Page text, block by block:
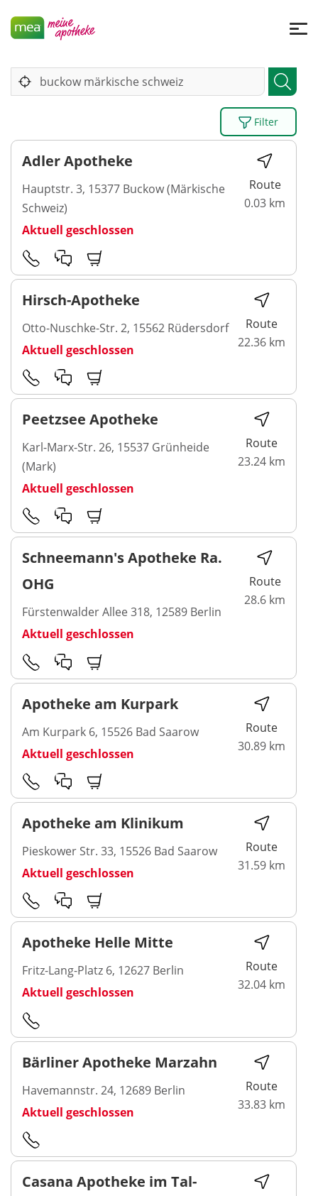
Filter
Adler Apotheke
Hauptstr. 3, 15377 Buckow (Märkische
Schweiz)
Aktuell geschlossen
Route
0.03 km
Hirsch-Apotheke
Otto-Nuschke-Str. 2, 15562 Rüdersdorf
Aktuell geschlossen
Route
22.36 km
Peetzsee Apotheke
Karl-Marx-Str. 26, 15537 Grünheide
(Mark)
Aktuell geschlossen
Route
23.24 km
Schneemann's Apotheke Ra.
OHG
Fürstenwalder Allee 318, 12589 Berlin
Aktuell geschlossen
Route
28.6 km
Apotheke am Kurpark
Am Kurpark 6, 15526 Bad Saarow
Aktuell geschlossen
Route
30.89 km
Apotheke am Klinikum
Pieskower Str. 33, 15526 Bad Saarow
Aktuell geschlossen
Route
31.59 km
Apotheke Helle Mitte
Fritz-Lang-Platz 6, 12627 Berlin
Aktuell geschlossen
Route
32.04 km
Bärliner Apotheke Marzahn
Havemannstr. 24, 12689 Berlin
Aktuell geschlossen
Route
33.83 km
Casana Apotheke im Tal-